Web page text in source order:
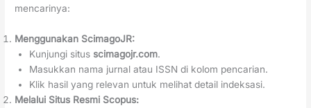
mencarinya:
Menggunakan ScimagoJR:
Kunjungi situs scimagojr.com.
Masukkan nama jurnal atau ISSN di kolom pencarian.
Klik hasil yang relevan untuk melihat detail indeksasi.
Melalui Situs Resmi Scopus: